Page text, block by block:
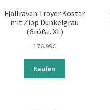
Fjällräven Troyer Koster
mit Zipp Dunkelgrau
(Größe: XL)
176,99€
Kaufen